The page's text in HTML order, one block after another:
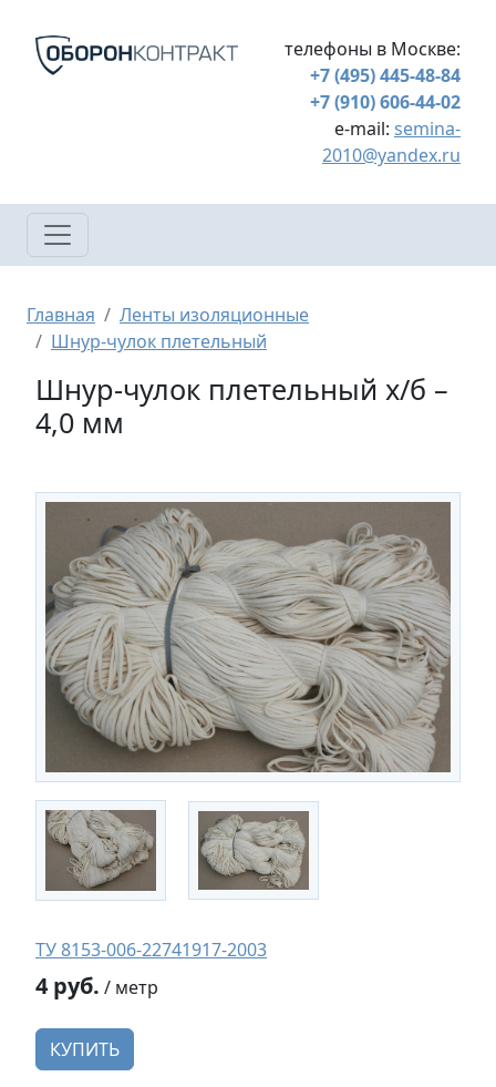
телефоны в Москве:
+7 (495) 445-48-84
+7 (910) 606-44-02
e-mail: semina-
2010@yandex.ru
Строка навигации
Главная
Ленты изоляционные
Шнур-чулок плетельный
Шнур-чулок плетельный х/б –
4,0 мм
ТУ 8153-006-22741917-2003
4 руб. / метр
КУПИТЬ